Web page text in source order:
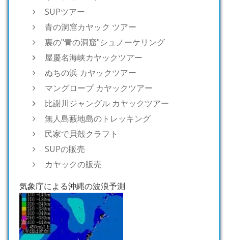
SUPツアー
青の洞窟カヤック ツアー
裏の"青の洞窟"シュノーケリング
屋慶名海峡カヤックツアー
ぬちの浜 カヤックツアー
マングローブ カヤックツアー
比謝川ジャングル カヤックツアー
無人島藪地島のトレッキング
民家で貝殻クラフト
SUPの販売
カヤックの販売
気象庁による沖縄の波浪予測